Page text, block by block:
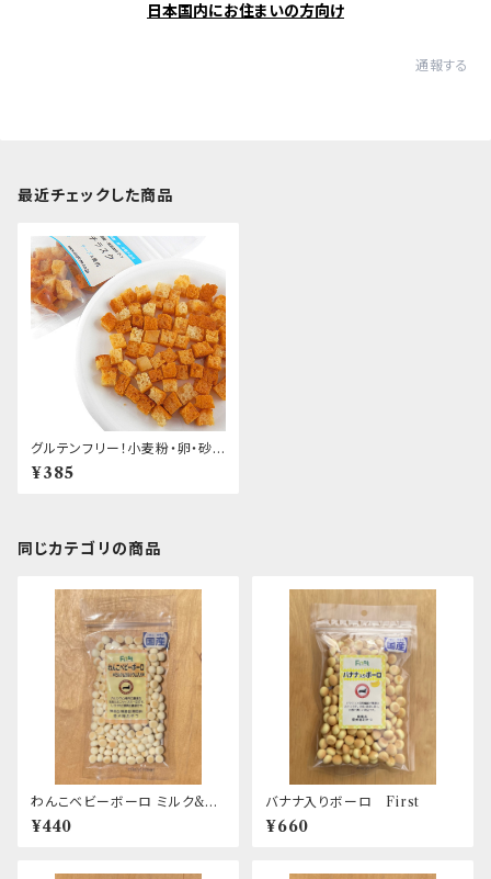
日本国内にお住まいの方向け
通報する
最近チェックした商品
グルテンフリー！小麦粉・卵・砂
糖不使用 国産・無添加 米粉プ
チラスク チーズ&鹿肉
¥385
同じカテゴリの商品
わんこベビーボーロ ミルク&カ
ルシウム入り First
¥440
バナナ入りボーロ First
¥660